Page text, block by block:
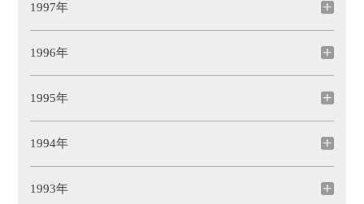
1997年
1996年
1995年
1994年
1993年